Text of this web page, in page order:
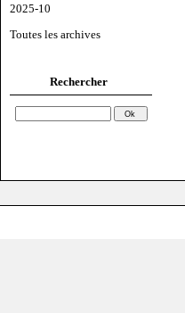
2025-10
Toutes les archives
Rechercher